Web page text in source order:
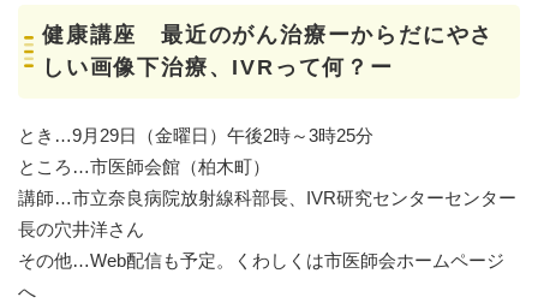
健康講座 最近のがん治療ーからだにやさ
しい画像下治療、IVRって何？ー
とき…9月29日（金曜日）午後2時～3時25分
ところ…市医師会館（柏木町）
講師…市立奈良病院放射線科部長、IVR研究センターセンター
長の穴井洋さん
その他…Web配信も予定。くわしくは市医師会ホームページ
へ